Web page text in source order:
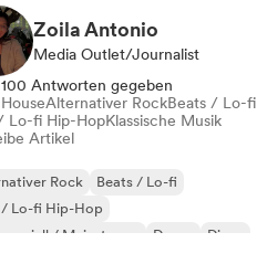
Zoila Antonio
Media Outlet/Journalist
100 Antworten gegeben
Alternativer RockBeats / Lo-fi
Lo-fi Hip-HopKlassische Musik
Artikel
Rock
Beats / Lo-fi
/ Lo-fi Hip-Hop
/ Mainstream
Dance
Disco